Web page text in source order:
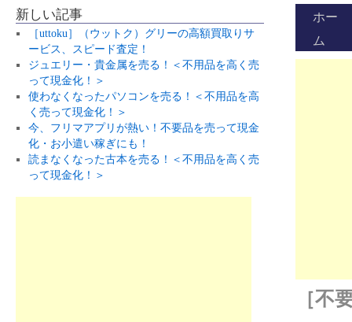
ホー
ム
［不
新しい記事
［uttoku］（ウットク）グリーの高額買取りサ
ービス、スピード査定！
ジュエリー・貴金属を売る！＜不用品を高く売
って現金化！＞
使わなくなったパソコンを売る！＜不用品を高
く売って現金化！＞
今、フリマアプリが熱い！不要品を売って現金
化・お小遣い稼ぎにも！
読まなくなった古本を売る！＜不用品を高く売
って現金化！＞